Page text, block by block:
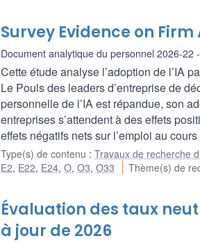
Survey Evidence on
Document analytique du personnel 2026-22
Cette étude analyse l’adoption de l’IA
Le Pouls des leaders d’entreprise de
personnelle de l’IA est répandue, son
entreprises s’attendent à des effets
effets négatifs nets sur l’emploi au
Type(s) de contenu : Travaux de recherche
E2, E22, E24, O, O3, O33 Thème(s) de
Évaluation des taux
à jour de 2026